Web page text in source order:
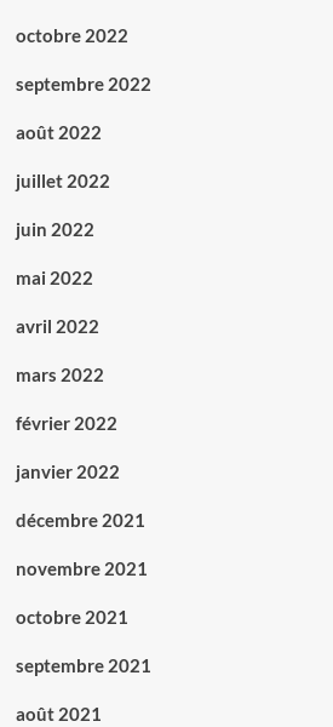
octobre 2022
septembre 2022
août 2022
juillet 2022
juin 2022
mai 2022
avril 2022
mars 2022
février 2022
janvier 2022
décembre 2021
novembre 2021
octobre 2021
septembre 2021
août 2021